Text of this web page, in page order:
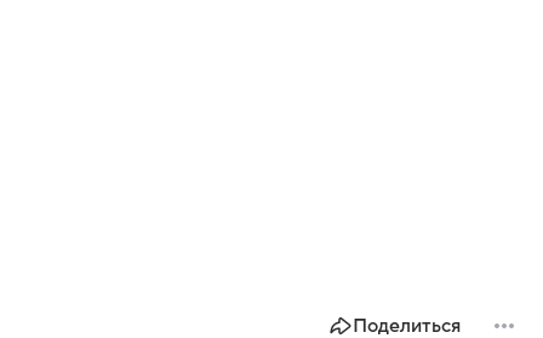
Поделиться